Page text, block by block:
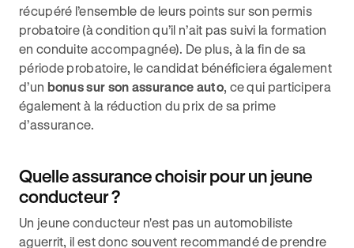
récupéré l’ensemble de leurs points sur son permis
probatoire (à condition qu’il n’ait pas suivi la formation
en conduite accompagnée). De plus, à la fin de sa
période probatoire, le candidat bénéficiera également
d’un bonus sur son assurance auto, ce qui participera
également à la réduction du prix de sa prime
d’assurance.
Quelle assurance choisir pour un jeune
conducteur ?
Un jeune conducteur n'est pas un automobiliste
aguerrit, il est donc souvent recommandé de prendre